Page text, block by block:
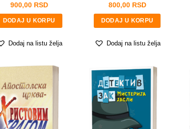
900,00 RSD
DODAJ U KORPU
Dodaj na listu želja
800,00 RSD
DODAJ U KORPU
Dodaj na listu želja